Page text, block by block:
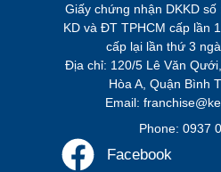
Giấy chứng nhận DKKD
KD và ĐT TPHCM cấp lần
cấp lại lần thứ 3
Địa chỉ: 120/5 Lê Văn
Hòa A, Quận Bình
Email:
Phone: 0937
Facebook